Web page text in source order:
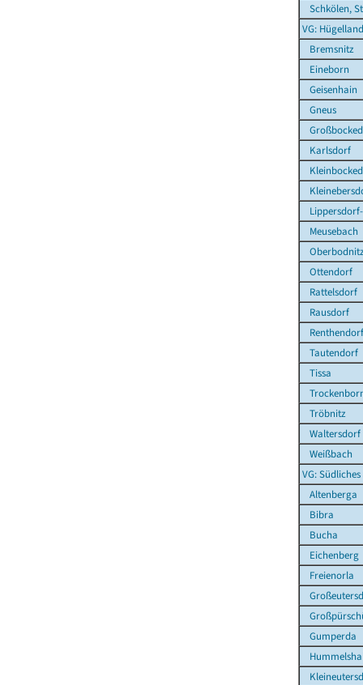
Schkölen,
VG:
Bremsnitz
Eineborn
Geisenhain
Gneus
Karlsdorf
Meusebach
Ottendorf
Rattelsdorf
Rausdorf
Renthendorf
Tautendorf
Tissa
Tröbnitz
Waltersdorf
Weißbach
VG:
Altenberga
Bibra
Bucha
Eichenberg
Freienorla
Gumperda